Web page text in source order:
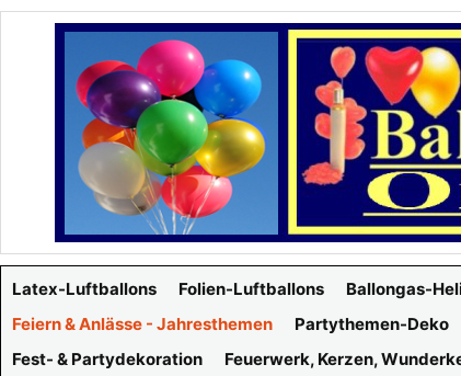
Latex-Luftballons Folien-Luftballons Ballongas-
Feiern & Anlässe - Jahresthemen
Partythemen-Deko
Fest- & Partydekoration
Feuerwerk, Kerzen,